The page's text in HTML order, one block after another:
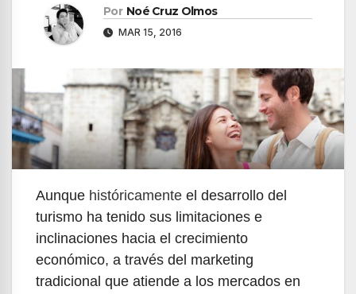
Por Noé Cruz Olmos
MAR 15, 2016
Aunque históricamente el desarrollo del
turismo ha tenido sus limitaciones e
inclinaciones hacia el crecimiento
económico, a través del marketing
tradicional que atiende a los mercados en